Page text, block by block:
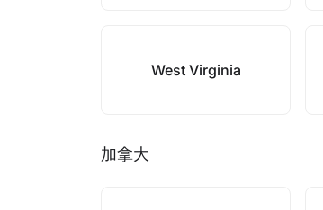
West Virginia
加拿大